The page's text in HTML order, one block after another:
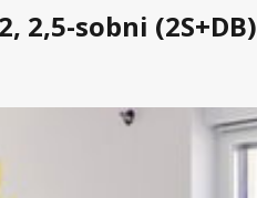
2,5-sobni (2S+DB)